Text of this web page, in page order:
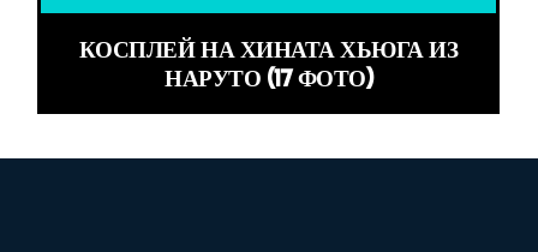
КОСПЛЕЙ НА ХИНАТА ХЬЮГА ИЗ
НАРУТО (17 ФОТО)